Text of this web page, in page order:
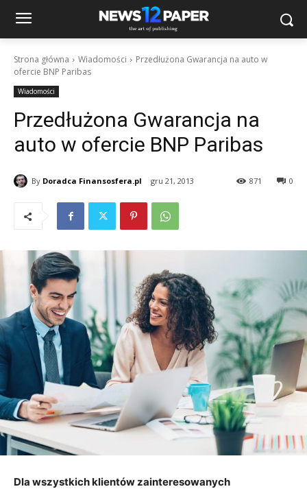
Strona główna Wiadomości
Przedłużona Gwarancja na auto w
ofercie BNP Paribas
Wiadomości
Przedłużona Gwarancja na
auto w ofercie BNP Paribas
By Doradca Finansosfera.pl gru 21, 2013 0
871
Dla wszystkich klientów zainteresowanych